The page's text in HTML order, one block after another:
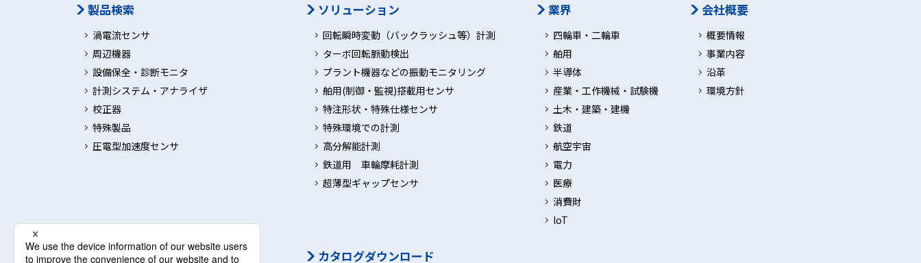
製品検索
渦電流センサ
周辺機器
設備保全・診断モニタ
計測システム・アナライザ
校正器
特殊製品
圧電型加速度センサ
ソリューション
回転瞬時変動（バックラッシュ等）計測
ターボ回転脈動検出
プラント機器などの振動モニタリング
舶用(制御・監視)搭載用センサ
特注形状・特殊仕様センサ
特殊環境での計測
高分解能計測
鉄道用 車輪摩耗計測
超薄型ギャップセンサ
業界
四輪車・二輪車
舶用
半導体
産業・工作機械・試験機
土木・建築・建機
鉄道
航空宇宙
電力
医療
消費財
IoT
会社概要
概要情報
事業内容
沿革
環境方針
電子応用情報局 カタログダウンロード